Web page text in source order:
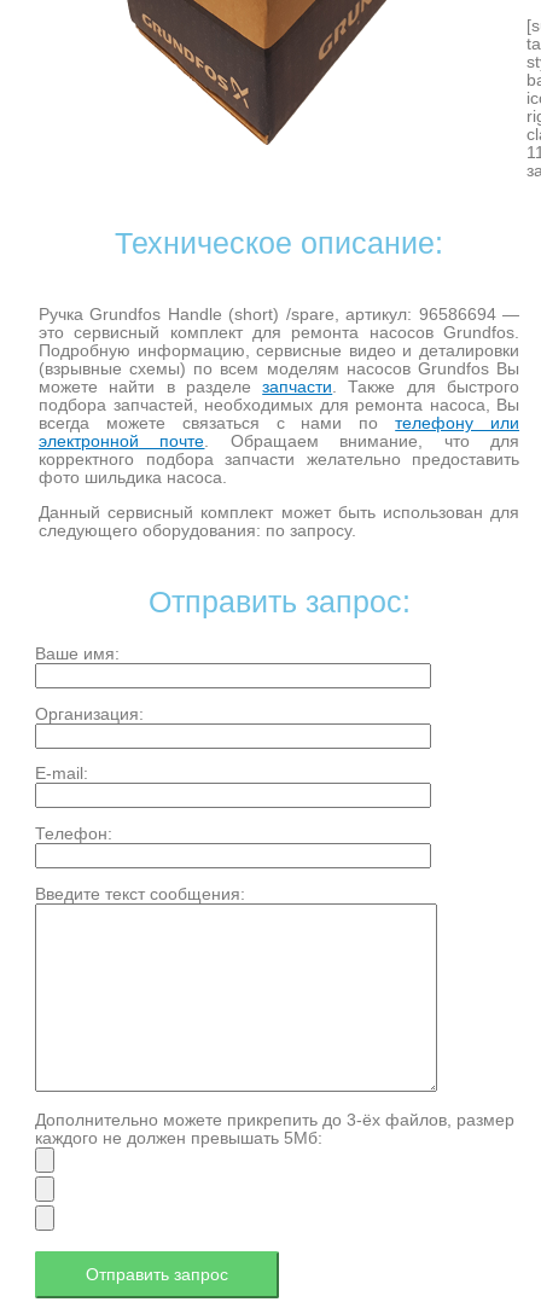
Техническое описание:
Ручка Grundfos Handle (short) /spare, артикул: 96586694 —
это сервисный комплект для ремонта насосов Grundfos.
Подробную информацию, сервисные видео и деталировки
(взрывные схемы) по всем моделям насосов Grundfos Вы
можете найти в разделезапчасти. Также для быстрого
подбора запчастей, необходимых для ремонта насоса, Вы
всегда можете связаться с нами потелефону или
электронной почте. Обращаем внимание, что для
корректного подбора запчасти желательно предоставить
фото шильдика насоса.
Данный сервисный комплект может быть использован для
следующего оборудования: по запросу.
Отправить запрос:
Ваше имя:
Организация:
E-mail:
Телефон:
Введите текст сообщения:
Дополнительно можете прикрепить до 3-ёх файлов, размер
каждого не должен превышать 5Мб: